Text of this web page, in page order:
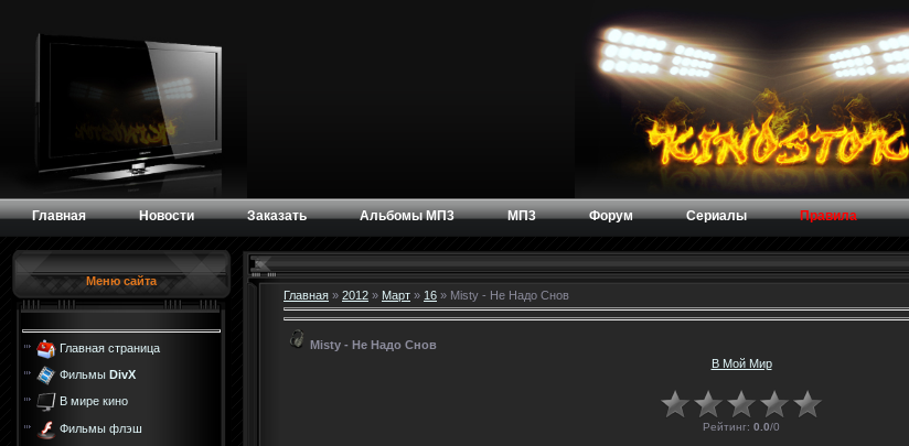
Главная Новости Заказать Альбомы МП3 МП3 Форум Сериалы Правила
Меню сайта
Главная страница
Фильмы DivX
В мире кино
Фильмы флэш
Главная » 2012 » Март » 16 » Misty - Не Надо Снов
Misty - Не Надо Снов
В Мой Мир
Рейтинг: 0.0/0